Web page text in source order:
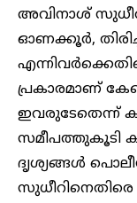
അവിനാശ്
ഓണക്കൂര്‍,
പ്രകാരമാണ്
ഇവരുടേതെന്ന്
സമീപത്തുകൂടി
ദൃശ്യങ്ങള്‍